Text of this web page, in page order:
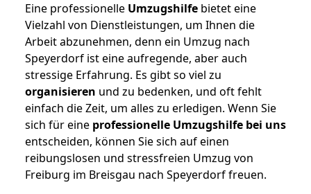
Eine professionelle Umzugshilfe bietet eine
Vielzahl von Dienstleistungen, um Ihnen die
Arbeit abzunehmen, denn ein Umzug nach
Speyerdorf ist eine aufregende, aber auch
stressige Erfahrung. Es gibt so viel zu
organisieren und zu bedenken, und oft fehlt
einfach die Zeit, um alles zu erledigen. Wenn Sie
sich für eine professionelle Umzugshilfe bei uns
entscheiden, können Sie sich auf einen
reibungslosen und stressfreien Umzug von
Freiburg im Breisgau nach Speyerdorf freuen.